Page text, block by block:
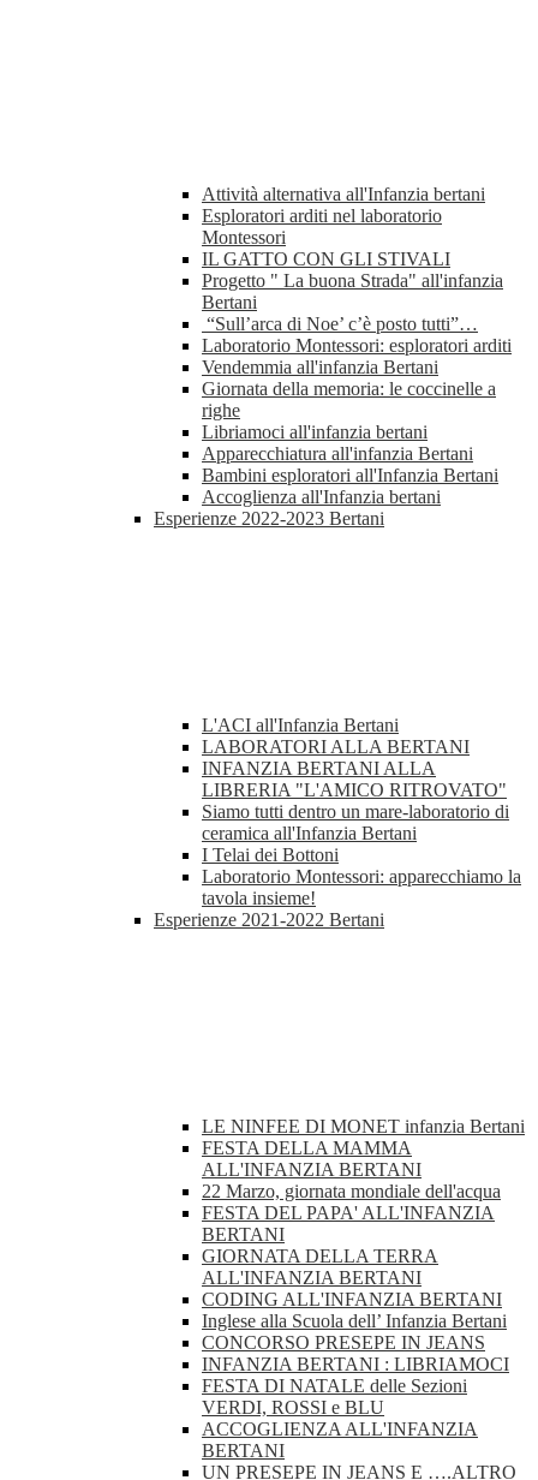
Attività alternativa all'Infanzia bertani
Esploratori arditi nel laboratorio
Montessori
IL GATTO CON GLI STIVALI
Progetto " La buona Strada" all'infanzia
Bertani
“Sull’arca di Noe’ c’è posto tutti”…
Laboratorio Montessori: esploratori arditi
Vendemmia all'infanzia Bertani
Giornata della memoria: le coccinelle a
righe
Libriamoci all'infanzia bertani
Apparecchiatura all'infanzia Bertani
Bambini esploratori all'Infanzia Bertani
Accoglienza all'Infanzia bertani
Esperienze 2022-2023 Bertani
L'ACI all'Infanzia Bertani
LABORATORI ALLA BERTANI
INFANZIA BERTANI ALLA
LIBRERIA "L'AMICO RITROVATO"
Siamo tutti dentro un mare-laboratorio di
ceramica all'Infanzia Bertani
I Telai dei Bottoni
Laboratorio Montessori: apparecchiamo la
tavola insieme!
Esperienze 2021-2022 Bertani
LE NINFEE DI MONET infanzia Bertani
FESTA DELLA MAMMA
ALL'INFANZIA BERTANI
22 Marzo, giornata mondiale dell'acqua
FESTA DEL PAPA' ALL'INFANZIA
BERTANI
GIORNATA DELLA TERRA
ALL'INFANZIA BERTANI
CODING ALL'INFANZIA BERTANI
Inglese alla Scuola dell’ Infanzia Bertani
CONCORSO PRESEPE IN JEANS
INFANZIA BERTANI : LIBRIAMOCI
FESTA DI NATALE delle Sezioni
VERDI, ROSSI e BLU
ACCOGLIENZA ALL'INFANZIA
BERTANI
UN PRESEPE IN JEANS E ….ALTRO